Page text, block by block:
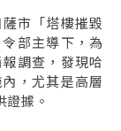
市「塔樓摧毀
部主導下，為
調查，發現哈
，尤其是高層
據。